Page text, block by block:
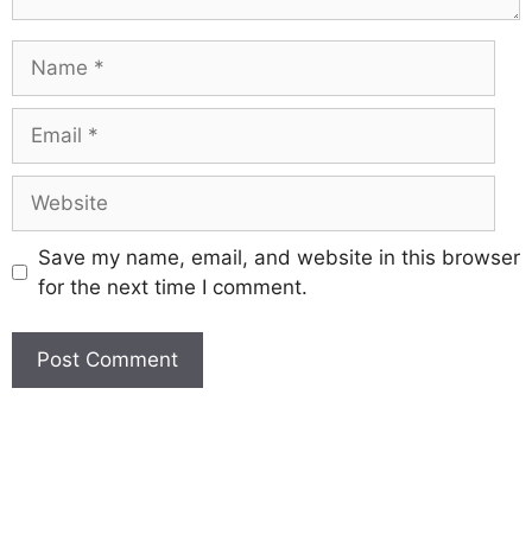
Save my name, email, and website in this browser
for the next time I comment.